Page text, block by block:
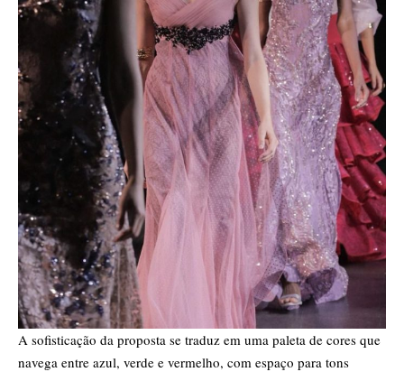
A sofisticação da proposta se traduz em uma paleta de cores que
navega entre azul, verde e vermelho, com espaço para tons